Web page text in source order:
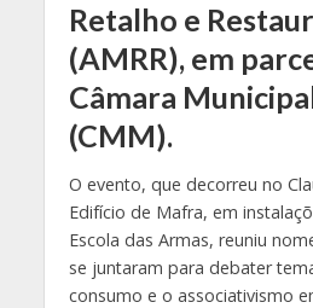
Retalho e
(AMRR), em
Câmara
(CMM).
O evento, que decorreu no
Edifício de Mafra, em
Escola das Armas, reuniu
se juntaram para debater
consumo e o associativismo